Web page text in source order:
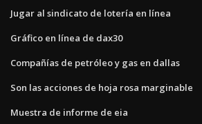
Jugar al sindicato de lotería en línea
Gráfico en línea de dax30
Compañías de petróleo y gas en dallas
Son las acciones de hoja rosa marginable
Muestra de informe de eia